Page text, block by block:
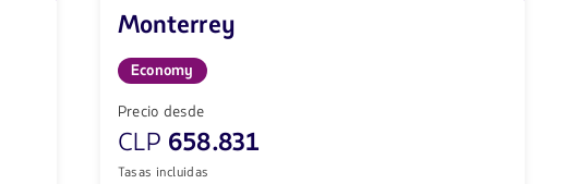
Monterrey
Economy
Precio desde
CLP 658.831
Tasas incluidas